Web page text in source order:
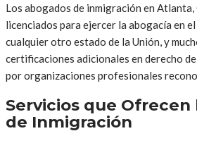
Los abogados de inmigración en Atlanta,
licenciados para ejercer la abogacía en
cualquier otro estado de la Unión, y
certificaciones adicionales en derecho
por organizaciones profesionales
Servicios que Ofrecen
de Inmigración